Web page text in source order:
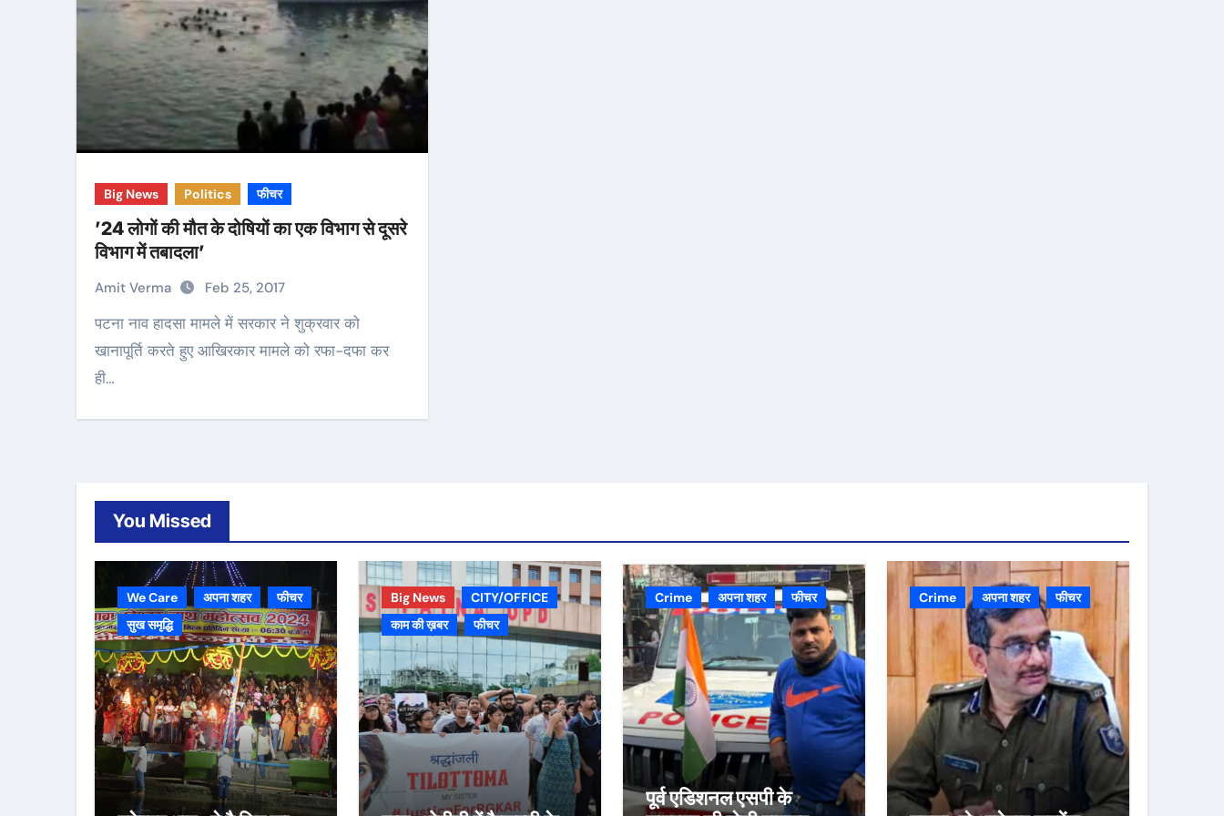
Big News Politics फीचर
’24 लोगों की मौत के दोषियों का एक विभाग से दूसरे
विभाग में तबादला’
Amit Verma Feb 25, 2017
पटना नाव हादसा मामले में सरकार ने शुक्रवार को
खानापूर्ति करते हुए आखिरकार मामले को रफा-दफा कर
ही…
You Missed
We Care अपना शहर
फीचर
सुख समृद्धि
Big News
CITY/OFFICE
काम की ख़बर
फीचर
Crime अपना शहर फीचर
पूर्व एडिशनल एसपी के
Crime अपना शहर फीचर